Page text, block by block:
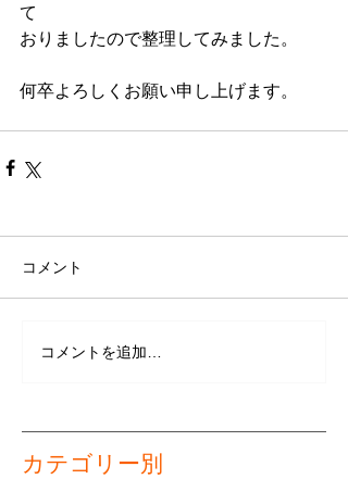
て
おりましたので整理してみました。
何卒よろしくお願い申し上げます。
コメント
コメントを追加…
カテゴリー別